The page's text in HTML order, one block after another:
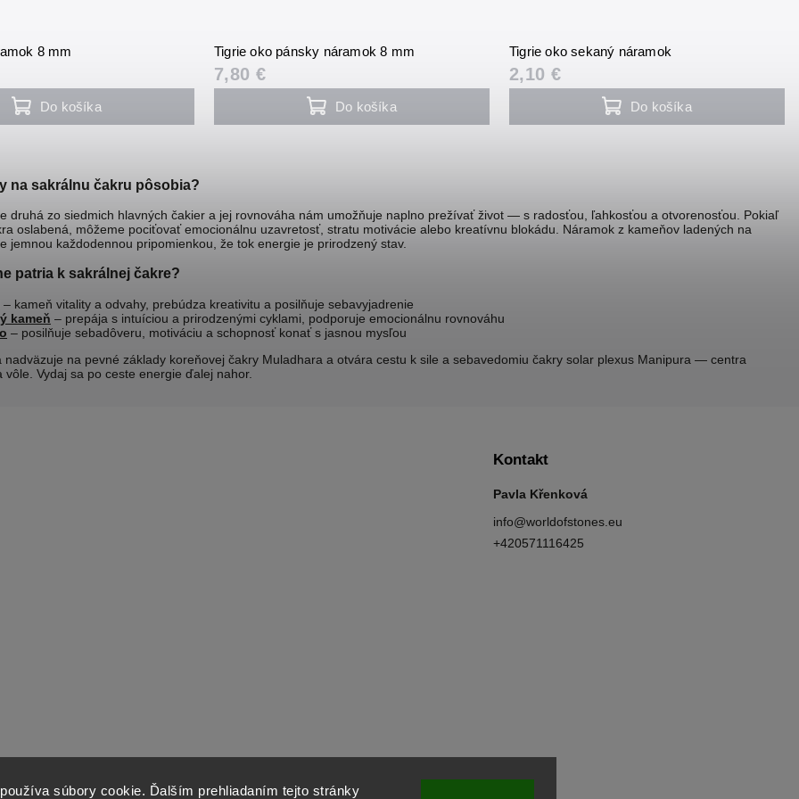
súbory cookie. Ďalším prehliadaním tejto stránky
8 mm
Do košíka
Tigrie oko pánsky náramok 8 mm
7,80 €
Do košíka
Tigrie oko sekaný náramok
2,10 €
Do košíka
na sakrálnu čakru pôsobia?
druhá zo siedmich hlavných čakier a jej rovnováha nám umožňuje naplno prežívať život — s radosťou, ľahkosťou a otvorenosťou. Pokiaľ
oslabená, môžeme pociťovať emocionálnu uzavretosť, stratu motivácie alebo kreatívnu blokádu. Náramok z kameňov ladených na
jemnou každodennou pripomienkou, že tok energie je prirodzený stav.
patria k sakrálnej čakre?
– kameň vitality a odvahy, prebúdza kreativitu a posilňuje sebavyjadrenie
kameň – prepája s intuíciou a prirodzenými cyklami, podporuje emocionálnu rovnováhu
– posilňuje sebadôveru, motiváciu a schopnosť konať s jasnou mysľou
nadväzuje na pevné základy koreňovej čakry Muladhara a otvára cestu k sile a sebavedomiu čakry solar plexus Manipura — centra
vôle. Vydaj sa po ceste energie ďalej nahor.
Kontakt
Pavla Křenková
info@worldofstones.eu
+420571116425